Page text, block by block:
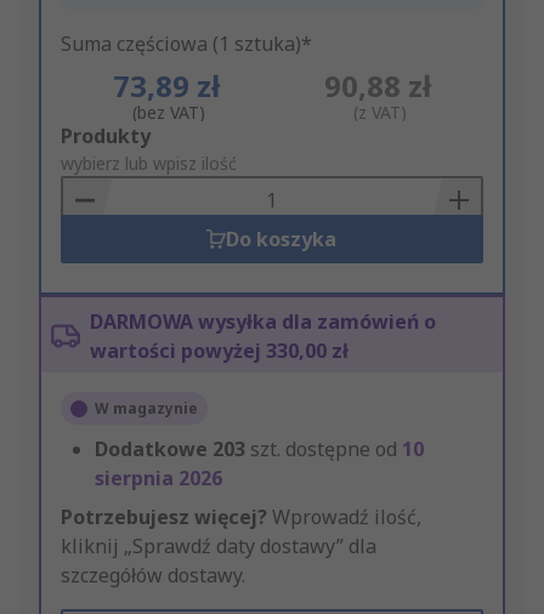
Suma częściowa (1 sztuka)*
73,89 zł
(bez VAT)
90,88 zł
(z VAT)
Add
to
Basket
Produkty
wybierz lub wpisz ilość
Do koszyka
DARMOWA wysyłka dla zamówień o
wartości powyżej 330,00 zł
W magazynie
Dodatkowe 203 szt. dostępne od 10
sierpnia 2026
Potrzebujesz więcej? Wprowadź ilość,
kliknij „Sprawdź daty dostawy” dla
szczegółów dostawy.